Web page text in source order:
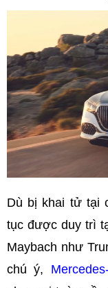
Dù bị khai tử tại
tục được duy trì
Maybach như
chú ý,